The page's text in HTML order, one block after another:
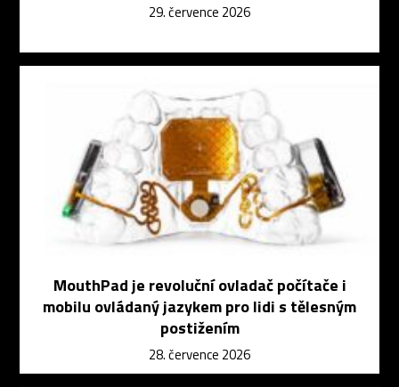
29. července 2026
MouthPad je revoluční ovladač počítače i
mobilu ovládaný jazykem pro lidi s tělesným
postižením
28. července 2026